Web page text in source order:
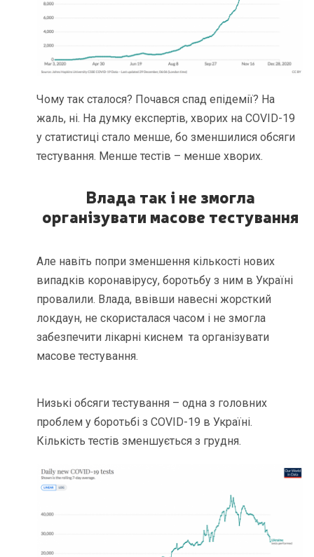
Чому так сталося? Почався спад епідемії? На
жаль, ні. На думку експертів, хворих на COVID-19
у статистиці стало менше, бо зменшилися обсяги
тестування. Менше тестів – менше хворих.
Влада так і не змогла
організувати масове тестування
Але навіть попри зменшення кількості нових
випадків коронавірусу, боротьбу з ним в Україні
провалили. Влада, ввівши навесні жорсткий
локдаун, не скористалася часом і не змогла
забезпечити лікарні киснем та організувати
масове тестування.
Низькі обсяги тестування – одна з головних
проблем у боротьбі з COVID-19 в Україні.
Кількість тестів зменшується з грудня.